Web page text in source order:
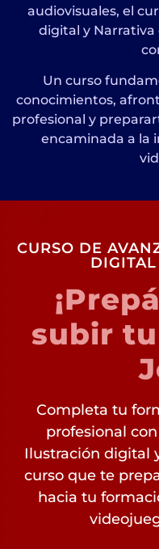
audiovisuales, el
digital y Narrativa
Un curso
conocimientos,
profesional y
encaminada a la
CURSO DE
subir
Completa tu
profesional
Ilustración digital
curso que te
hacia tu